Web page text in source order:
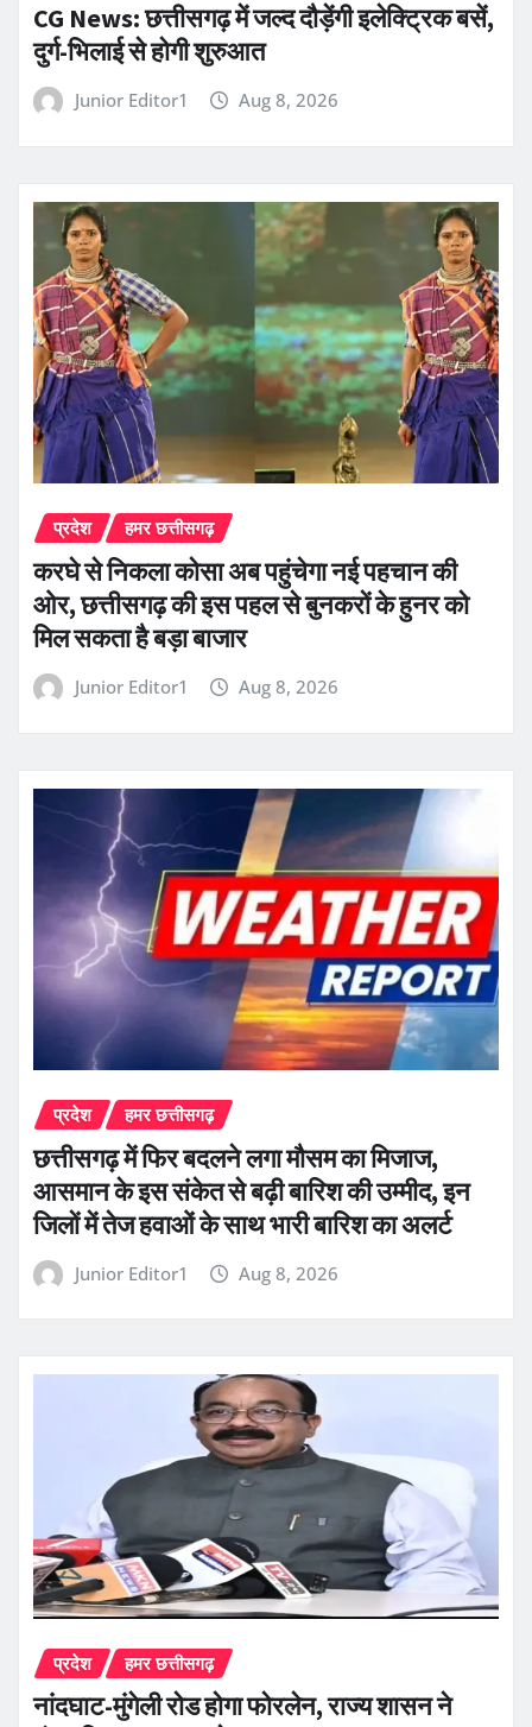
CG News: छत्तीसगढ़ में जल्द दौड़ेंगी इलेक्ट्रिक बसें,
दुर्ग-भिलाई से होगी शुरुआत
Junior Editor1 Aug 8, 2026
प्रदेश हमर छत्तीसगढ़
करघे से निकला कोसा अब पहुंचेगा नई पहचान की
ओर, छत्तीसगढ़ की इस पहल से बुनकरों के हुनर को
मिल सकता है बड़ा बाजार
Junior Editor1 Aug 8, 2026
प्रदेश हमर छत्तीसगढ़
छत्तीसगढ़ में फिर बदलने लगा मौसम का मिजाज,
आसमान के इस संकेत से बढ़ी बारिश की उम्मीद, इन
जिलों में तेज हवाओं के साथ भारी बारिश का अलर्ट
Junior Editor1 Aug 8, 2026
प्रदेश हमर छत्तीसगढ़
नांदघाट-मुंगेली रोड होगा फोरलेन, राज्य शासन ने